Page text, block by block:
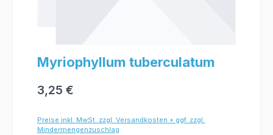
Myriophyllum tuberculatum
3,25 €
Preise inkl. MwSt. zzgl. Versandkosten + ggf. zzgl.
Mindermengenzuschlag